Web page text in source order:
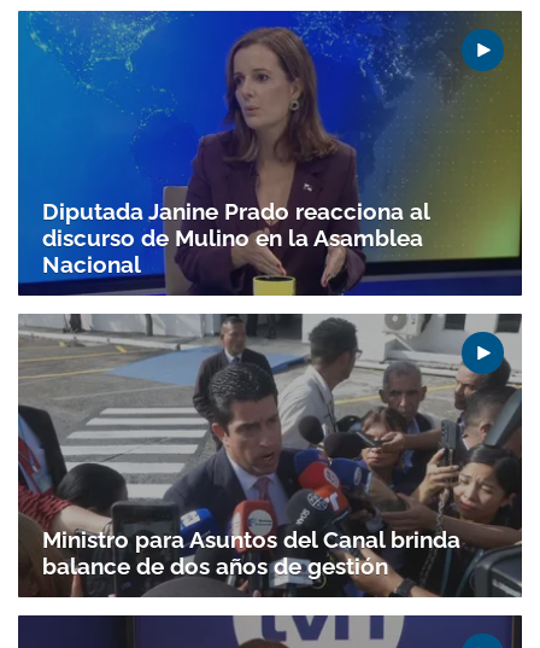
Gracias por suscribirte a nuestro boletín.
ACEPTAR
Diputada Janine Prado reacciona al
discurso de Mulino en la Asamblea
Nacional
Ministro para Asuntos del Canal brinda
balance de dos años de gestión